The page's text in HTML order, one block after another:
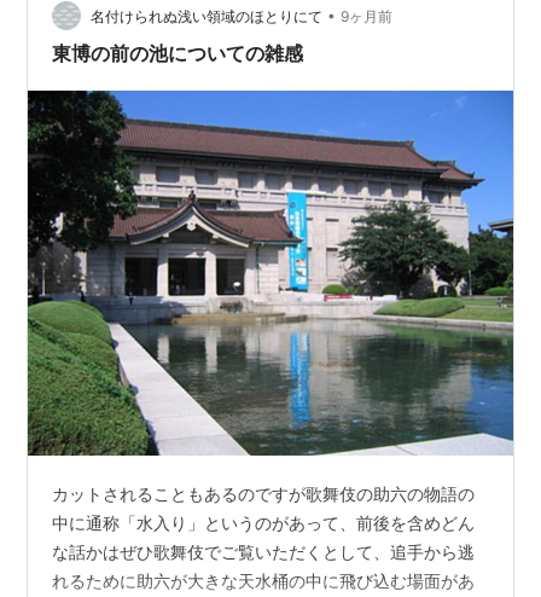
生を歩んできたか？ 自分の長所は何なのか？ 他者との関
係はどうなのか？ などなど無限の視点で人生を見ること
名付けられぬ浅い領域のほとりにて • 9ヶ月前
東博の前の池についての雑感
カットされることもあるのですが歌舞伎の助六の物語の
中に通称「水入り」というのがあって、前後を含めどん
な話かはぜひ歌舞伎でご覧いただくとして、追手から逃
れるために助六が大きな天水桶の中に飛び込む場面があ